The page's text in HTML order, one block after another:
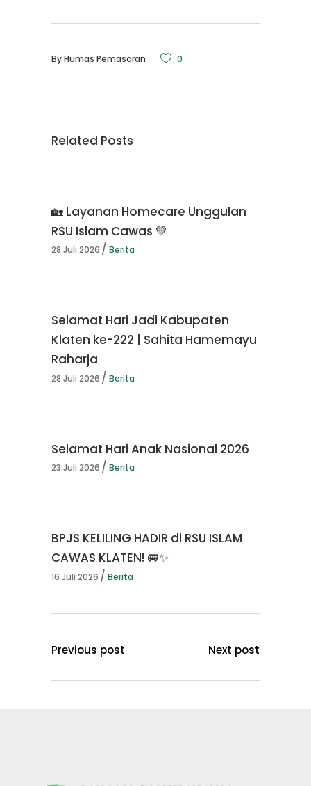
ByHumas Pemasaran 0
Related Posts
🏡 Layanan Homecare Unggulan
RSU Islam Cawas 💚
28 Juli 2026 Berita
Selamat Hari Jadi Kabupaten
Klaten ke-222 | Sahita Hamemayu
Raharja
28 Juli 2026 Berita
Selamat Hari Anak Nasional 2026
23 Juli 2026 Berita
BPJS KELILING HADIR di RSU ISLAM
CAWAS KLATEN! 🚐✨
16 Juli 2026 Berita
Previous post Next post